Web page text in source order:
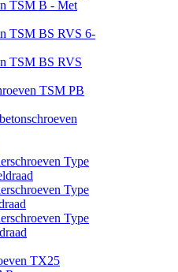
TSM B - Met
TSM BS RVS 6-
TSM BS RVS
TSM PB
Type
Type
Type
TX25